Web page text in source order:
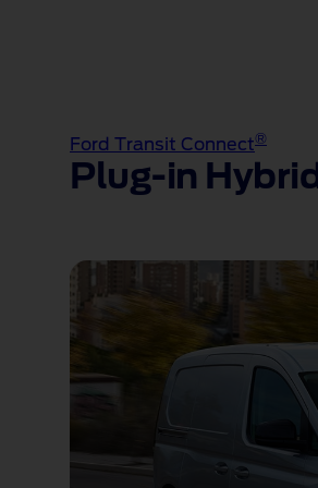
Ford Transit Connect®
Plug-in Hybrid